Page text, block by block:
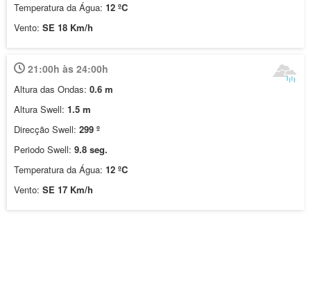
Temperatura da Água: 12 ºC
Vento: SE 18 Km/h
21:00h às 24:00h
Altura das Ondas: 0.6 m
Altura Swell: 1.5 m
Direcção Swell: 299 º
Periodo Swell: 9.8 seg.
Temperatura da Água: 12 ºC
Vento: SE 17 Km/h